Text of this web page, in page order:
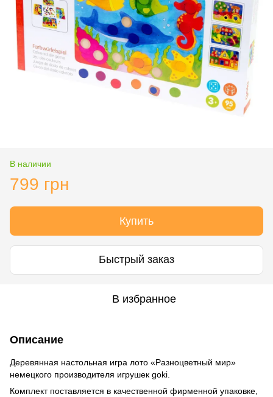
В наличии
799 грн
Купить
Быстрый заказ
В избранное
Описание
Деревянная настольная игра лото «Разноцветный мир»
немецкого производителя игрушек goki.
Комплект поставляется в качественной фирменной упаковке,